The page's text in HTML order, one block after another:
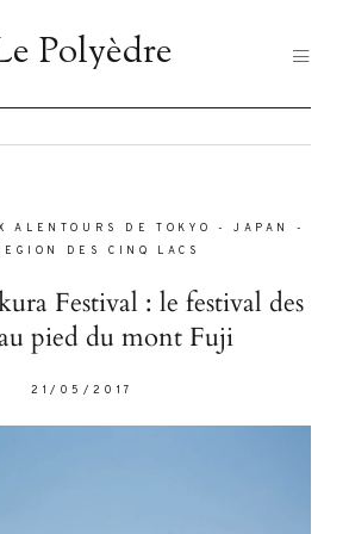
Polyèdre
ALENTOURS DE TOKYO -JAPAN -
DES CINQ LACS
Festival : le festival des
pied du mont Fuji
21/05/2017
Polyèdre